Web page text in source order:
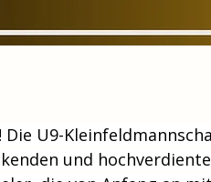
U9-
und